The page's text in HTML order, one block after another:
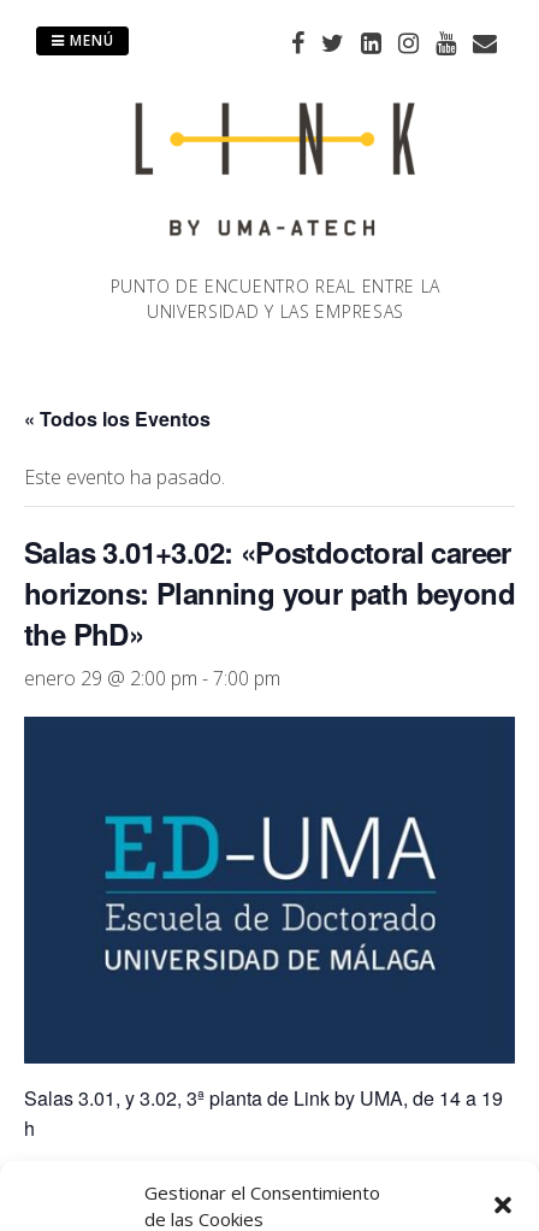
Gestionar el Consentimiento
de las Cookies
PUNTO DE ENCUENTRO REAL ENTRE LA
UNIVERSIDAD Y LAS EMPRESAS
MENÚ
« Todos los Eventos
Este evento ha pasado.
Salas 3.01+3.02: «Postdoctoral career
horizons: Planning your path beyond
the PhD»
enero 29 @ 2:00 pm -7:00 pm
Salas 3.01, y 3.02, 3ª planta de Link by UMA, de 14 a 19
h
your path beyond the PhD